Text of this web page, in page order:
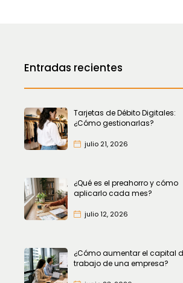
Entradas recientes
Tarjetas de Débito Digitales:
¿Cómo gestionarlas?
julio 21, 2026
¿Qué es el preahorro y cómo
aplicarlo cada mes?
julio 12, 2026
¿Cómo aumentar el capital
trabajo de una empresa?